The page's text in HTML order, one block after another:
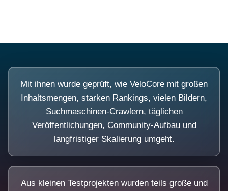
Mit ihnen wurde geprüft, wie VeloCore mit großen
Inhaltsmengen, starken Rankings, vielen Bildern,
Suchmaschinen-Crawlern, täglichen
Veröffentlichungen, Community-Aufbau und
langfristiger Skalierung umgeht.
Aus kleinen Testprojekten wurden teils große und